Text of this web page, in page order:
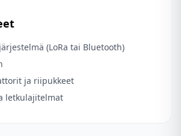
(LoRa tai Bluetooth)
ja riipukkeet
letkulajitelmat